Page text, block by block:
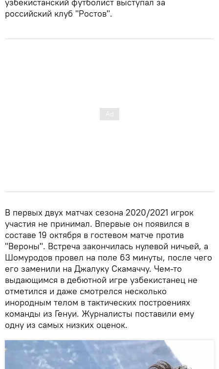
российский клуб "Ростов".
В первых двух матчах сезона 2020/2021 игрок
участия не принимал. Впервые он появился в
составе 19 октября в гостевом матче против
"Вероны". Встреча закончилась нулевой ничьей, а
Шомуродов провел на поле 63 минуты, после чего
его заменили на Джалуку Скамаччу. Чем-то
выдающимся в дебютной игре узбекистанец не
отметился и даже смотрелся несколько
инородным телом в тактических построениях
команды из Генуи. Журналисты поставили ему
одну из самых низких оценок.